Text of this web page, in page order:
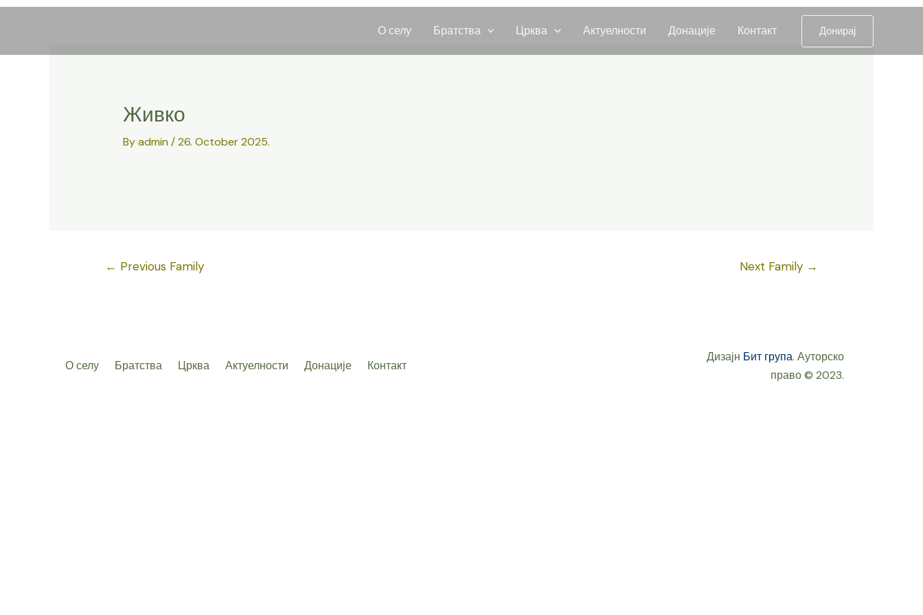
Skip
О селу Братства Црква Актуелности Донације Контакт Донирај
Живко
Byadmin /26. October 2025.
← Previous Family Next Family →
О селу Братства Црква Актуелности Донације Контакт
Дизајн Бит група. Ауторско
право © 2023.